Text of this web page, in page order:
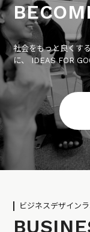
社会をもっと良くす
に、 IDEAS FOR
ビジネスデザイン